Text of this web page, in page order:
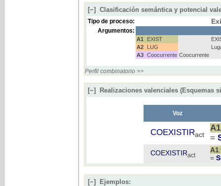
[−] Clasificación semántica y potencial
Tipo de proceso:
Argumentos:
A1 EXIST
A2
LUG
A3 Coocurrente Coocurrente
Perfil combinatorio >>
[−] Realizaciones valenciales (Esquemas
Voz
COEXISTIRact
A1
=
COEXISTIRact
A1
=
[−] Ejemplos: